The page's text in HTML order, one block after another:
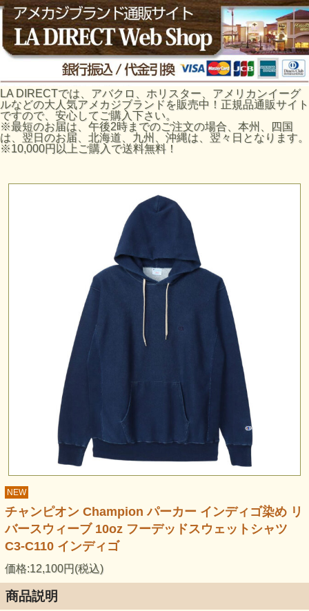
LA DIRECTでは、アバクロ、ホリスター、アメリカンイーグ
ルなどの大人気アメカジブランドを販売中！正規品通販サイト
ですので、安心してご購入下さい。
※最短のお届は、午後2時までのご注文の場合、本州、四国
は、翌日のお届、北海道、九州、沖縄は、翌々日となります。
※10,000円以上ご購入で送料無料！
NEW
チャンピオン Champion パーカー インディゴ染め リ
バースウィーブ 10oz フーデッドスウェットシャツ
C3-C110 インディゴ
価格:12,100円(税込)
商品説明